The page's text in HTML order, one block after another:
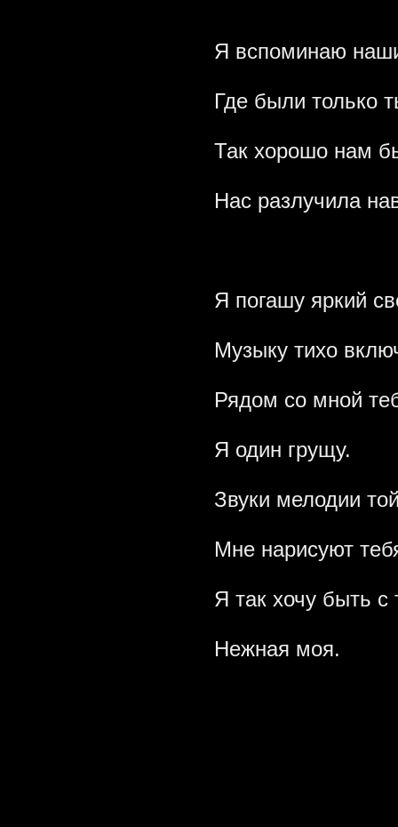
Я вспоминаю
Где были только
Так хорошо нам
Нас разлучила
Я погашу яркий
Музыку тихо
Рядом со мной
Я один грущу.
Звуки мелодии
Мне нарисуют
Я так хочу быть с
Нежная моя.